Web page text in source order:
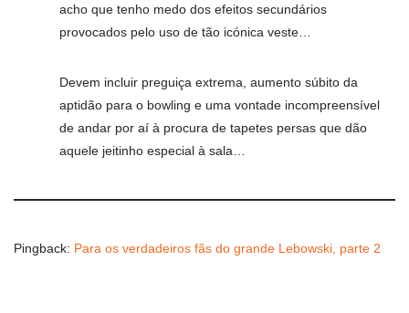
acho que tenho medo dos efeitos secundários
provocados pelo uso de tão icónica veste…
Devem incluir preguiça extrema, aumento súbito da
aptidão para o bowling e uma vontade incompreensível
de andar por aí à procura de tapetes persas que dão
aquele jeitinho especial à sala…
Pingback: Para os verdadeiros fãs do grande Lebowski, parte 2